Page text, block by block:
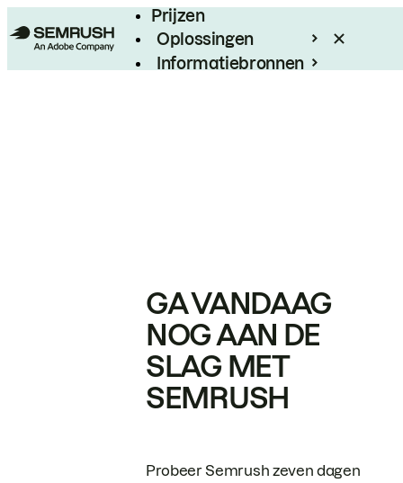
Prijzen
Oplossingen
Informatiebronnen
GA VANDAAG
NOG AAN DE
SLAG MET
SEMRUSH
Probeer Semrush zeven dagen